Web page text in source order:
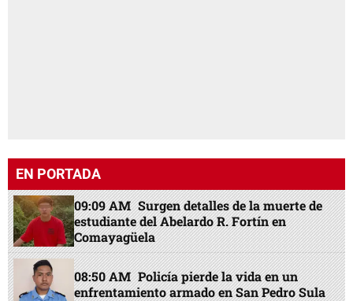
EN PORTADA
09:09 AM Surgen detalles de la muerte de
estudiante del Abelardo R. Fortín en
Comayagüela
08:50 AM Policía pierde la vida en un
enfrentamiento armado en San Pedro Sula